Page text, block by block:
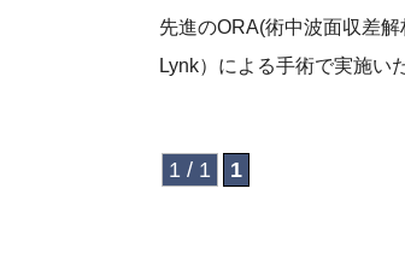
先進のORA(術中波面収差
Lynk）による手術で実施い
1 / 1 1